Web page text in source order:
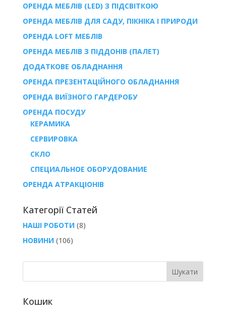
ОРЕНДА МЕБЛІВ (LED) З ПІДСВІТКОЮ
ОРЕНДА МЕБЛІВ ДЛЯ САДУ, ПІКНІКА І ПРИРОДИ
ОРЕНДА LOFT МЕБЛІВ
ОРЕНДА МЕБЛІВ З ПІДДОНІВ (ПАЛЕТ)
ДОДАТКОВЕ ОБЛАДНАННЯ
ОРЕНДА ПРЕЗЕНТАЦІЙНОГО ОБЛАДНАННЯ
ОРЕНДА ВИЇЗНОГО ГАРДЕРОБУ
ОРЕНДА ПОСУДУ
КЕРАМИКА
СЕРВИРОВКА
СКЛО
СПЕЦИАЛЬНОЕ ОБОРУДОВАНИЕ
ОРЕНДА АТРАКЦІОНІВ
Категорії Статей
НАШІ РОБОТИ(8)
НОВИНИ(106)
Кошик